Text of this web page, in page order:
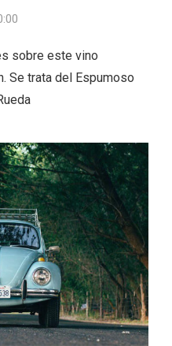
sobre este vino
Se trata del Espumoso
de Sepúlveda